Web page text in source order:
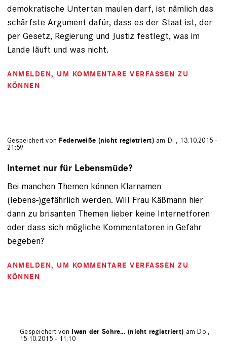
demokratische Untertan maulen darf, ist nämlich das
schärfste Argument dafür, dass es der Staat ist, der
per Gesetz, Regierung und Justiz festlegt, was im
Lande läuft und was nicht.
ANMELDEN, UM KOMMENTARE VERFASSEN ZU
KÖNNEN
Gespeichert von Federweiße (nicht registriert)am Di., 13.10.2015 -
21:59
Internet nur für Lebensmüde?
Bei manchen Themen können Klarnamen
(lebens-)gefährlich werden. Will Frau Käßmann hier
dann zu brisanten Themen lieber keine Internetforen
oder dass sich mögliche Kommentatoren in Gefahr
begeben?
ANMELDEN, UM KOMMENTARE VERFASSEN ZU
KÖNNEN
Gespeichert von Iwan der Schre… (nicht registriert) am Do.,
15.10.2015 - 11:10